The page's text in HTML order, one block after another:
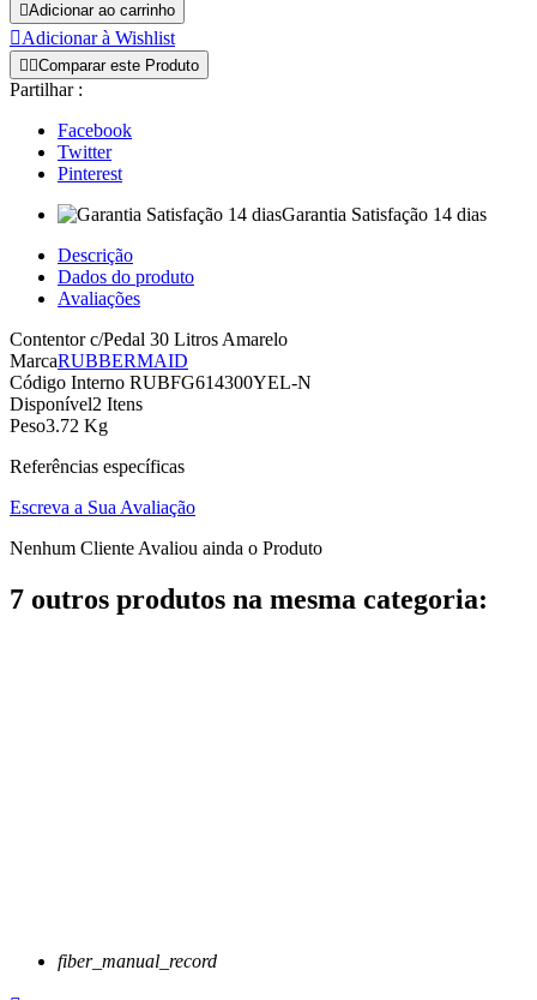
Adicionar ao carrinho
Adicionar à Wishlist
 Comparar este Produto
Partilhar :
Facebook
Twitter
Pinterest
Garantia Satisfação 14 dias
Descrição
Dados do produto
Avaliações
Contentor c/Pedal 30 Litros Amarelo
MarcaRUBBERMAID
Código Interno RUBFG614300YEL-N
Disponível2 Itens
Peso3.72 Kg
Referências específicas
Escreva a Sua Avaliação
Nenhum Cliente Avaliou ainda o Produto
7 outros produtos na mesma categoria:
fiber_manual_record